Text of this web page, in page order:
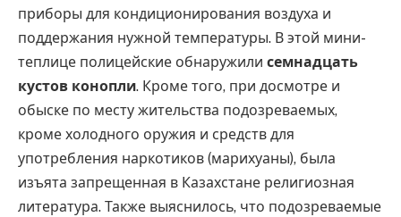
приборы для кондиционирования воздуха и
поддержания нужной температуры. В этой мини-
теплице полицейские обнаружили семнадцать
кустов конопли. Кроме того, при досмотре и
обыске по месту жительства подозреваемых,
кроме холодного оружия и средств для
употребления наркотиков (марихуаны), была
изъята запрещенная в Казахстане религиозная
литература. Также выяснилось, что подозреваемые